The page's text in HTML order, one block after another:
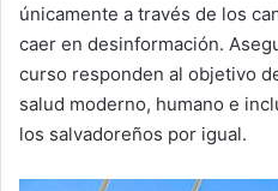
únicamente a través de los
caer en desinformación.
curso responden al objetivo
salud moderno, humano e
los salvadoreños por igual.